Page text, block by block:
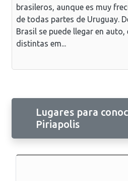
brasileros, aunque es muy
de todas partes de Uruguay.
Brasil se puede llegar en
distintas em...
Lugares para
Piriapolis